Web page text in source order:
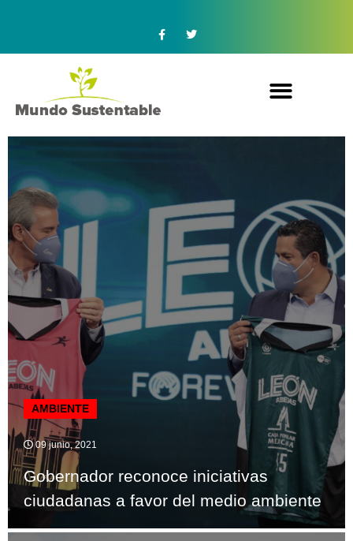
AMBIENTE
09 junio, 2021
Gobernador reconoce iniciativas
ciudadanas a favor del medio ambiente